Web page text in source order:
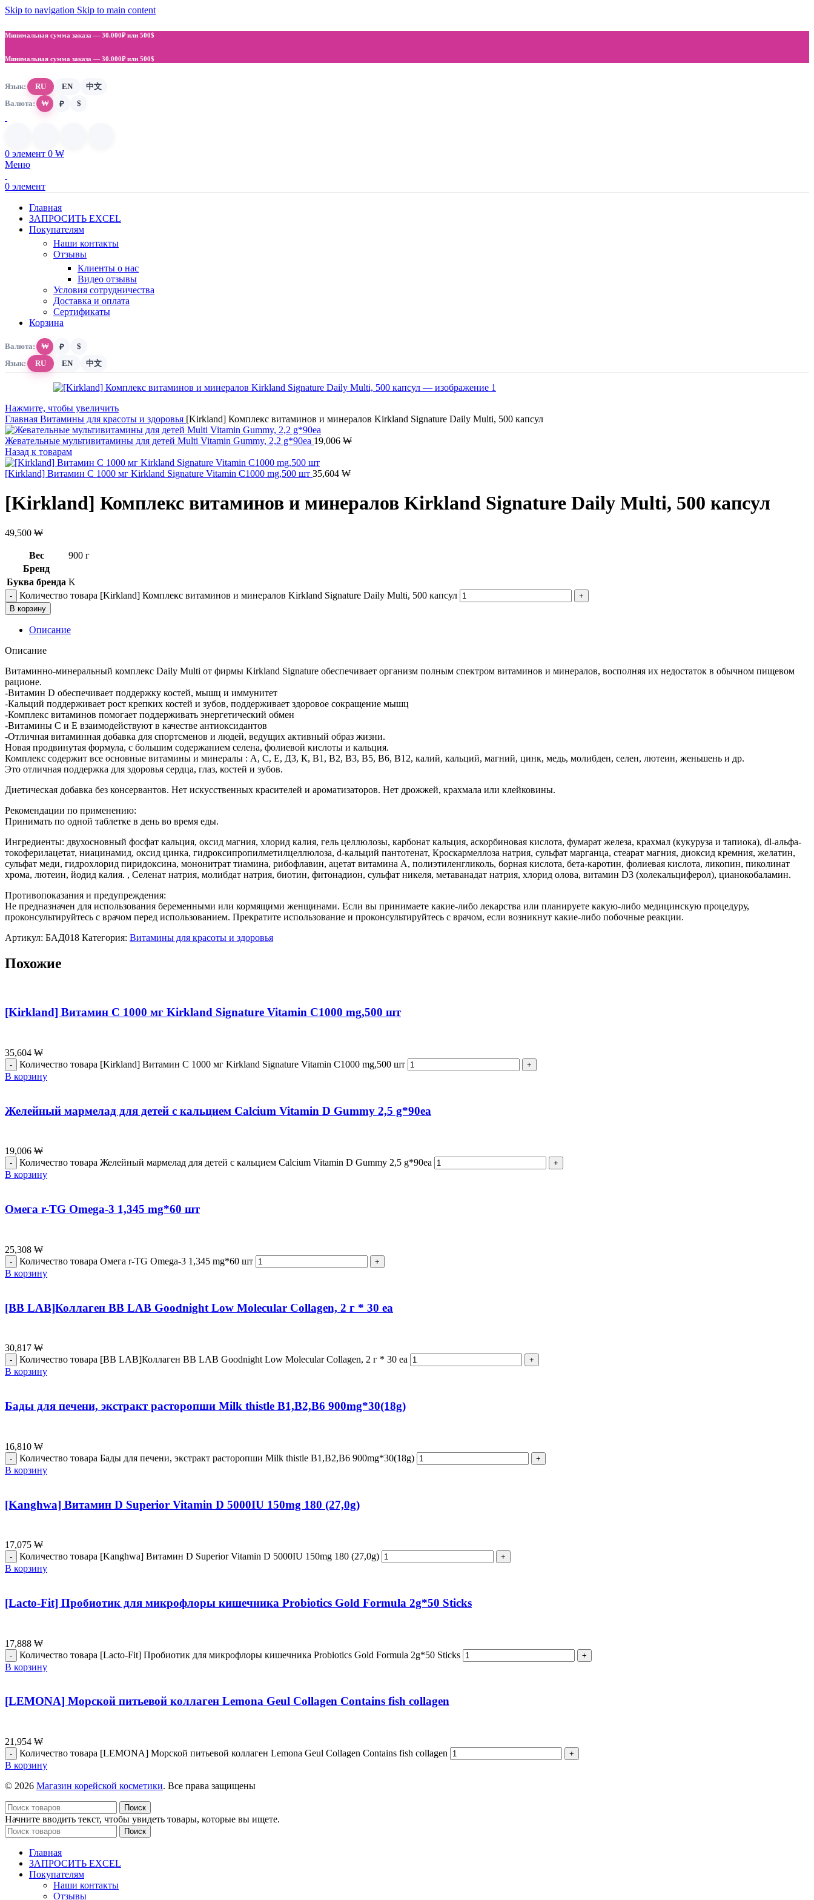
Skip to navigation Skip to main content
Минимальная сумма заказа — 30.000₽ или 500$
Минимальная сумма заказа — 30.000₽ или 500$
Язык: RU EN
中文
Валюта:
₩ ₽ $
0 элемент 0 ₩
Меню
0 элемент
Главная
ЗАПРОСИТЬ EXCEL
Покупателям
Наши контакты
Отзывы
Клиенты о нас
Видео отзывы
Условия сотрудничества
Доставка и оплата
Сертификаты
Корзина
Валюта: ₩ ₽
$
Язык:
RU EN 中文
Нажмите, чтобы увеличить
Главная Витамины для красоты и здоровья [Kirkland] Комплекс витаминов и минералов Kirkland Signature Daily Multi, 500 капсул
Жевательные мультивитамины для детей Multi Vitamin Gummy, 2,2 g*90ea 19,006 ₩
Назад к товарам
[Kirkland] Витамин С 1000 мг Kirkland Signature Vitamin C1000 mg,500 шт 35,604 ₩
[Kirkland] Комплекс витаминов и минералов Kirkland Signature Daily Multi, 500 капсул
49,500 ₩
Вес
900 г
Бренд
Буква бренда K
Количество товара [Kirkland] Комплекс витаминов и минералов Kirkland Signature Daily Multi, 500 капсул
В корзину
Описание
Описание
Витаминно-минеральный комплекс Daily Multi от фирмы Kirkland Signature обеспечивает организм полным спектром витаминов и минералов, восполняя их недостаток в обычном пищевом
рационе.
-Bитамин D обеспечивает поддержку костей, мышц и иммунитет
-Кальций поддерживает рост крепких костей и зубов, поддерживает здоровое сокращение мышц
-Комплекс витаминов помогает поддерживать энергетический обмен
-Витамины С и Е взаимодействуют в качестве антиоксидантов
-Отличная витаминная добавка для спортсменов и людей, ведущих активный образ жизни.
Новая продвинутая формула, с большим содержанием селена, фолиевой кислоты и кальция.
Комплекс содержит все основные витамины и минералы : А, С, Е, Д3, К, В1, В2, В3, В5, В6, В12, калий, кальций, магний, цинк, медь, молибден, селен, лютеин, женьшень и др.
Это отличная поддержка для здоровья сердца, глаз, костей и зубов.
Диетическая добавка без консервантов. Нет искусственных красителей и ароматизаторов. Нет дрожжей, крахмала или клейковины.
Рекомендации по применению:
Принимать по одной таблетке в день во время еды.
Ингредиенты: двухосновный фосфат кальция, оксид магния, хлорид калия, гель целлюлозы, карбонат кальция, аскорбиновая кислота, фумарат железа, крахмал (кукуруза и тапиока), dl-альфа-
токоферилацетат, ниацинамид, оксид цинка, гидроксипропилметилцеллюлоза, d-кальций пантотенат, Кроскармеллоза натрия, сульфат марганца, стеарат магния, диоксид кремния, желатин,
сульфат меди, гидрохлорид пиридоксина, мононитрат тиамина, рибофлавин, ацетат витамина А, полиэтиленгликоль, борная кислота, бета-каротин, фолиевая кислота, ликопин, пиколинат
хрома, лютеин, йодид калия. , Селенат натрия, молибдат натрия, биотин, фитонадион, сульфат никеля, метаванадат натрия, хлорид олова, витамин D3 (холекальциферол), цианокобаламин.
Противопоказания и предупреждения:
Не предназначен для использования беременными или кормящими женщинами. Если вы принимаете какие-либо лекарства или планируете какую-либо медицинскую процедуру,
проконсультируйтесь с врачом перед использованием. Прекратите использование и проконсультируйтесь с врачом, если возникнут какие-либо побочные реакции.
Артикул: БАД018 Категория: Витамины для красоты и здоровья
Похожие
[Kirkland] Витамин С 1000 мг Kirkland Signature Vitamin C1000 mg,500 шт
35,604 ₩
Количество товара [Kirkland] Витамин С 1000 мг Kirkland Signature Vitamin C1000 mg,500 шт
В корзину
Желейный мармелад для детей с кальцием Calcium Vitamin D Gummy 2,5 g*90ea
19,006 ₩
Количество товара Желейный мармелад для детей с кальцием Calcium Vitamin D Gummy 2,5 g*90ea
В корзину
Омега r-TG Omega-3 1,345 mg*60 шт
25,308 ₩
Количество товара Омега r-TG Omega-3 1,345 mg*60 шт
В корзину
[BB LAB]Коллаген BB LAB Goodnight Low Molecular Collagen, 2 г * 30 ea
30,817 ₩
Количество товара [BB LAB]Коллаген BB LAB Goodnight Low Molecular Collagen, 2 г * 30 ea
В корзину
Бады для печени, экстракт расторопши Milk thistle B1,B2,B6 900mg*30(18g)
16,810 ₩
Количество товара Бады для печени, экстракт расторопши Milk thistle B1,B2,B6 900mg*30(18g)
В корзину
[Kanghwa] Витамин D Superior Vitamin D 5000IU 150mg 180 (27,0g)
17,075 ₩
Количество товара [Kanghwa] Витамин D Superior Vitamin D 5000IU 150mg 180 (27,0g)
В корзину
[Lacto-Fit] Пробиотик для микрофлоры кишечника Probiotics Gold Formula 2g*50 Sticks
17,888 ₩
Количество товара [Lacto-Fit] Пробиотик для микрофлоры кишечника Probiotics Gold Formula 2g*50 Sticks
В корзину
[LEMONA] Морской питьевой коллаген Lemona Geul Collagen Contains fish collagen
21,954 ₩
Количество товара [LEMONA] Морской питьевой коллаген Lemona Geul Collagen Contains fish collagen
В корзину
© 2026 Магазин корейской косметики. Все права защищены
Поиск
Начните вводить текст, чтобы увидеть товары, которые вы ищете.
Поиск
Главная
ЗАПРОСИТЬ EXCEL
Покупателям
Наши контакты
Отзывы